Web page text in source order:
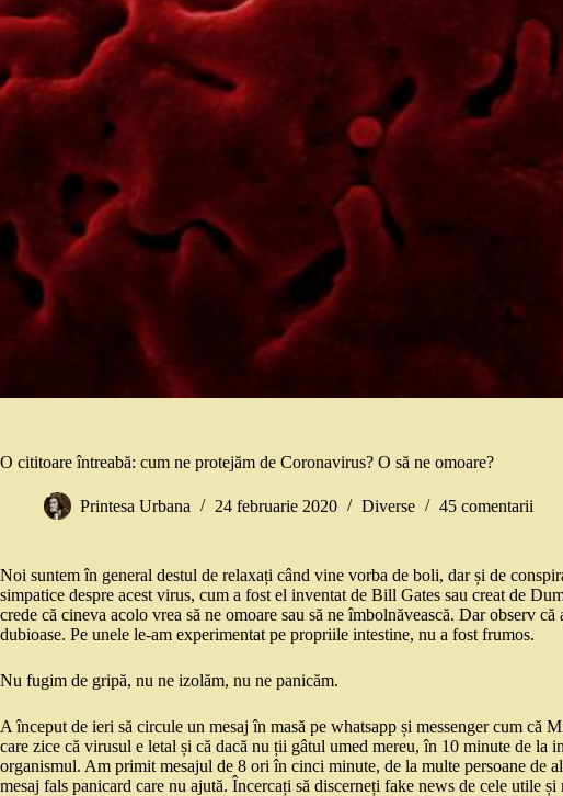
O cititoare întreabă: cum ne protejăm de Coronavirus? O să ne omoare?
Printesa Urbana 24 februarie 2020 Diverse 45 comentarii
Noi suntem în general destul de relaxați când vine vorba de boli, dar și de
simpatice despre acest virus, cum a fost el inventat de Bill Gates sau creat de
crede că cineva acolo vrea să ne omoare sau să ne îmbolnăvească. Dar observ
dubioase. Pe unele le-am experimentat pe propriile intestine, nu a fost frumos.
Nu fugim de gripă, nu ne izolăm, nu ne panicăm.
A început de ieri să circule un mesaj în masă pe whatsapp și messenger cum că
care zice că virusul e letal și că dacă nu ții gâtul umed mereu, în 10 minute de la
organismul. Am primit mesajul de 8 ori în cinci minute, de la multe persoane de
mesaj fals panicard care nu ajută. Încercați să discerneți fake news de cele utile și